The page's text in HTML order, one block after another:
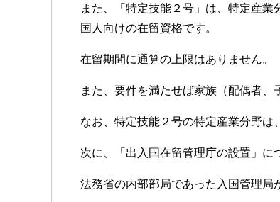
また、「特定技能２号」は、特定産
国人向けの在留資格です。
在留期間に通算の上限はありません。
また、要件を満たせば家族（配偶者、
なお、特定技能２号の特定産業分野は
次に、「出入国在留管理庁の設置」に
法務省の内部部局であった入国管理局